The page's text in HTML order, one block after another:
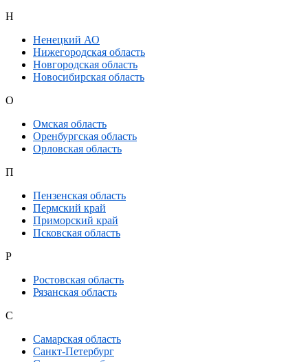
Н
Ненецкий АО
Нижегородская область
Новгородская область
Новосибирская область
О
Омская область
Оренбургская область
Орловская область
П
Пензенская область
Пермский край
Приморский край
Псковская область
Р
Ростовская область
Рязанская область
С
Самарская область
Санкт-Петербург